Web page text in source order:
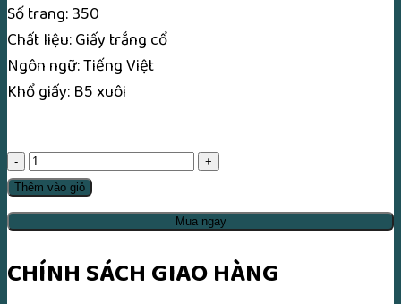
Số trang: 350
Chất liệu: Giấy trắng cổ
Ngôn ngữ: Tiếng Việt
Khổ giấy: B5 xuôi
Vạn
Pháp
Quy
Tông
số
lượng
Thêm vào giỏ
Mua ngay
CHÍNH SÁCH GIAO HÀNG